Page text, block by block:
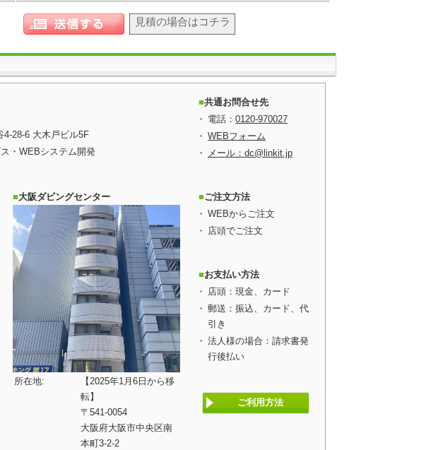
見積の場合はコチラ
4-28-6 大木戸ビル5F
・WEBシステム開発
大阪ダビングセンター
所在地:
【2025年1月6日から移
転】
〒541-0054
大阪府大阪市中央区南
本町3-2-2
共通お問合せ先
電話： 0120-970027
WEBフォーム
メール：dc@linkit.jp
ご注文方法
WEBからご注文
店頭でご注文
お支払い方法
店頭：現金、カード
郵送：振込、カード、代
引き
法人様の場合：請求書発
行後払い
ご利用方法